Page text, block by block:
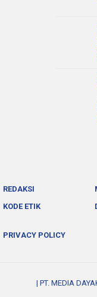
REDAKSI
KODE ETIK
PRIVACY POLICY
| PT. MEDIA